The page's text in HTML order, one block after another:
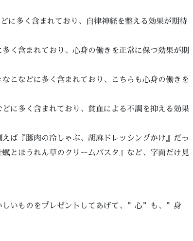
に多く含まれており、自律神経を整える効果が期待
く含まれており、心身の働きを正常に保つ効果が期
こなどに多く含まれており、こちらも心身の働きを
に多く含まれており、貧血による不調を抑える効果
ば『豚肉の冷しゃぶ、胡麻ドレッシングかけ』だっ
とほうれん草のクリームパスタ』など、字面だけ見
しいものをプレゼントしてあげて、”心”も、”身